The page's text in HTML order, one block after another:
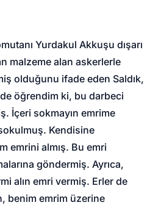
Yurdakul Akkuşu dışarı
malzeme alan askerlerle
olduğunu ifade eden Saldık,
öğrendim ki, bu darbeci
İçeri sokmayın emrime
Kendisine
emrini almış. Bu emri
göndermiş. Ayrıca,
alın emri vermiş. Erler de
benim emrim üzerine